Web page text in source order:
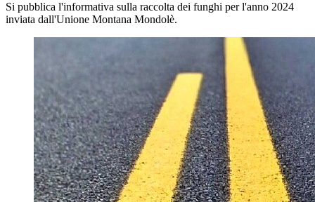
Si pubblica l'informativa sulla raccolta dei funghi per l'anno 2024
inviata dall'Unione Montana Mondolè.